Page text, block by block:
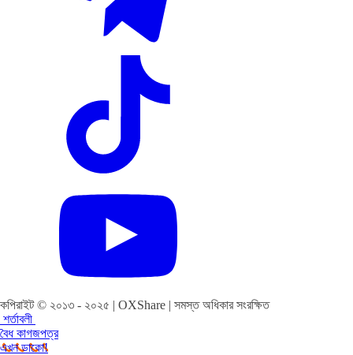
কপিরাইট © ২০১৩ - ২০২৫ | OXShare | সমস্ত অধিকার সংরক্ষিত
শর্তাবলী
বৈধ কাগজপত্র
এখন ডাকো!